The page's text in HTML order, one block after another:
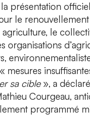
présentation
le
le
organisations
mesures
sa cible», a
Courgeau,
programmé